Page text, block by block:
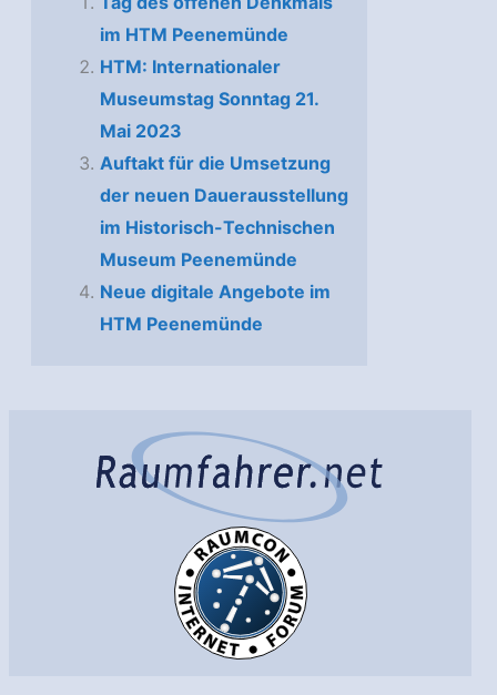
im HTM Peenemünde
HTM: Internationaler
Museumstag Sonntag 21.
Mai 2023
Auftakt für die Umsetzung
der neuen Dauerausstellung
im Historisch-Technischen
Museum Peenemünde
Neue digitale Angebote im
HTM Peenemünde